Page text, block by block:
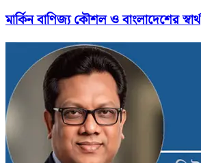
মার্কিন বাণিজ্য কৌশল ও বাংলাদেশের স্বার্থ